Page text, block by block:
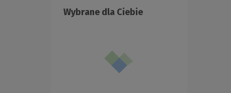
Wybrane dla Ciebie